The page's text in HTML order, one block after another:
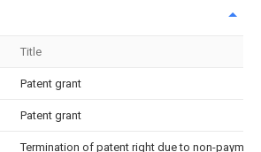
Title
Patent grant
Patent grant
Termination of patent right due to non-